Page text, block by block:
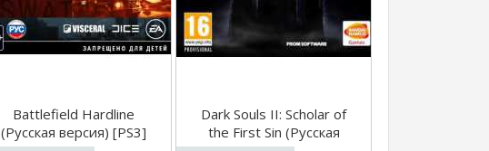
Battlefield Hardline
(Русская версия) [PS3]
Dark Souls II: Scholar of
the First Sin (Русская